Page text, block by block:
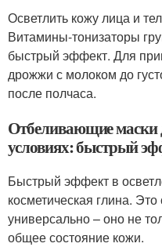
Осветлить кожу лица и
Витамины-тонизаторы
быстрый эффект. Для
дрожжи с молоком до
после полчаса.
Отбеливающие
условиях: быстрый
Быстрый эффект в
косметическая глина.
универсально – оно не
общее состояние кожи.